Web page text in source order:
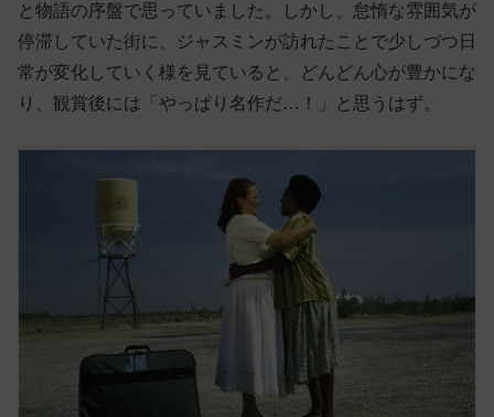
と物語の序盤で思っていました。しかし、怠惰な雰囲気が
停滞していた街に、ジャスミンが訪れたことで少しづつ日
常が変化していく様を見ていると、どんどん心が豊かにな
り、観賞後には「やっぱり名作だ…！」と思うはず。